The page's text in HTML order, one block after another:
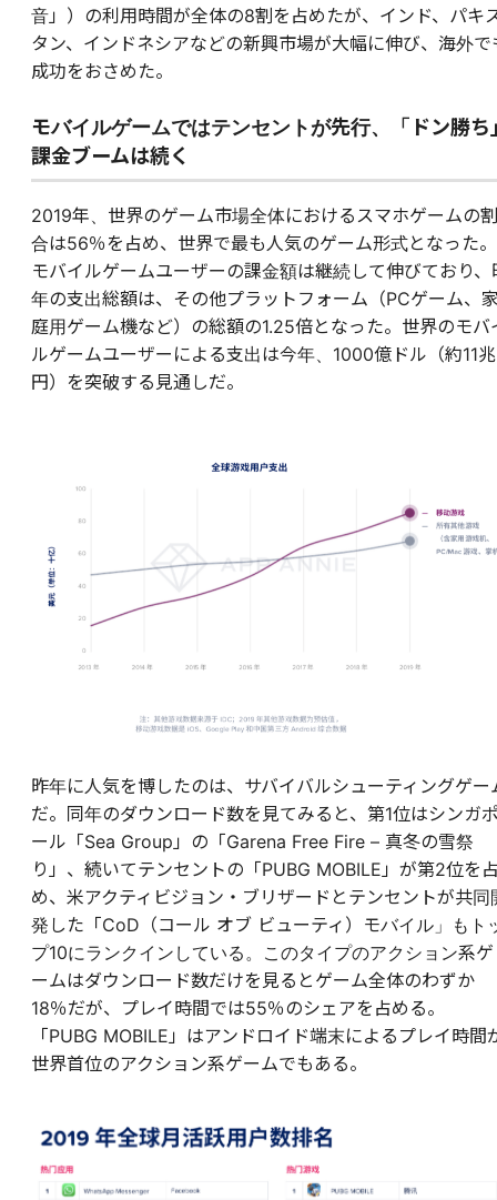
音」）の利用時間が全体の8割を占めたが、インド、パキ
タン、インドネシアなどの新興市場が大幅に伸び、海外で
成功をおさめた。
モバイルゲームではテンセントが先行、「ドン勝ち
課金ブームは続く
2019年、世界のゲーム市場全体におけるスマホゲームの割
合は56％を占め、世界で最も人気のゲーム形式となった。
モバイルゲームユーザーの課金額は継続して伸びており、
年の支出総額は、その他プラットフォーム（PCゲーム、
庭用ゲーム機など）の総額の1.25倍となった。世界のモバ
ルゲームユーザーによる支出は今年、1000億ドル（約11兆
円）を突破する見通しだ。
昨年に人気を博したのは、サバイバルシューティングゲー
だ。同年のダウンロード数を見てみると、第1位はシンガ
ール「Sea Group」の「Garena Free Fire – 真冬の雪祭
り」、続いてテンセントの「PUBG MOBILE」が第2位を
め、米アクティビジョン・ブリザードとテンセントが共同
発した「CoD（コール オブ ビューティ）モバイル」もト
プ10にランクインしている。このタイプのアクション系ゲ
ームはダウンロード数だけを見るとゲーム全体のわずか
18％だが、プレイ時間では55％のシェアを占める。
「PUBG MOBILE」はアンドロイド端末によるプレイ時間
世界首位のアクション系ゲームでもある。